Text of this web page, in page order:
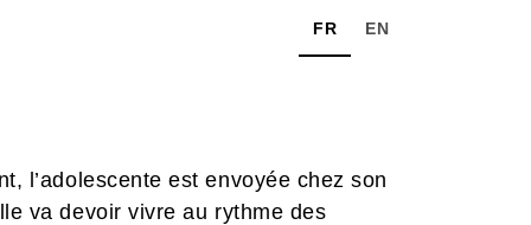
FR EN
l’adolescente est envoyée chez son
va devoir vivre au rythme des